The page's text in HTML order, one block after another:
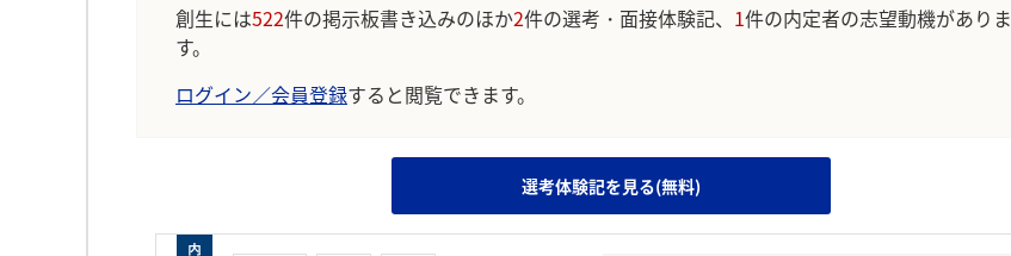
創生には522件の掲示板書き込みのほか2件の選考・面接体験記、 1件の内定者の志望動機がありま
す。
ログイン／会員登録すると閲覧できます。
選考体験記を見る(無料)